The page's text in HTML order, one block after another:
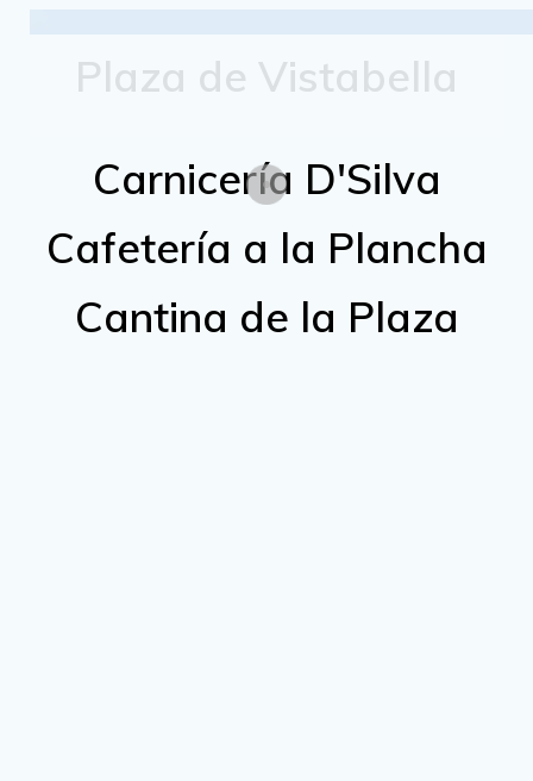
Plaza de Vistabella
Carnicería D'Silva
Cafetería a la Plancha
Cantina de la Plaza